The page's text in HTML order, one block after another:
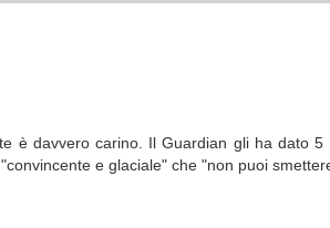
è davvero carino. Il Guardian gli ha dato
e glaciale" che "non puoi